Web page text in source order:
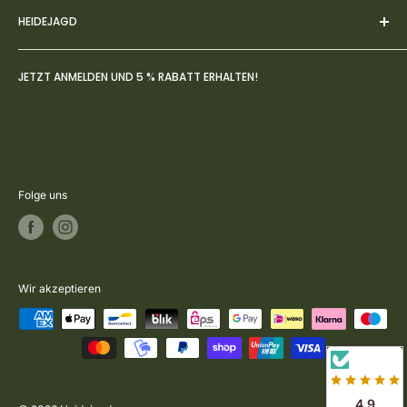
AGBs
Datenschutz
Widerruf
HEIDEJAGD
Über uns
FAQs
JETZT ANMELDEN UND 5 % RABATT ERHALTEN!
Folge uns
Wir akzeptieren
4.9